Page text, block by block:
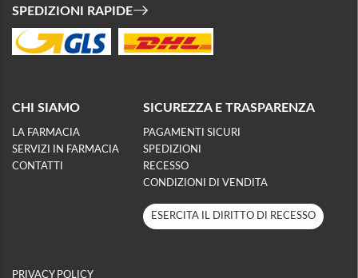
SPEDIZIONI RAPIDE
CHI SIAMO
LA FARMACIA
SERVIZI IN FARMACIA
CONTATTI
SICUREZZA E TRASPARENZA
PAGAMENTI SICURI
SPEDIZIONI
RECESSO
CONDIZIONI DI VENDITA
ESERCITA IL DIRITTO DI RECESSO
PRIVACY POLICY